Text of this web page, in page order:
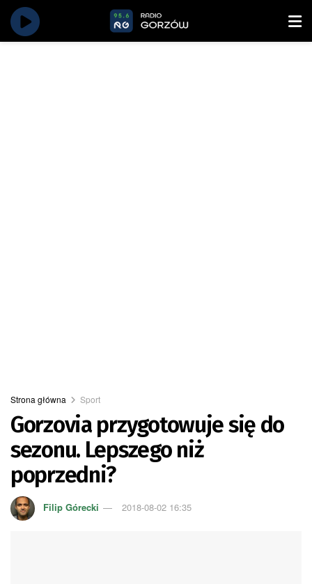
Strona główna Sport
Gorzovia przygotowuje się do
sezonu. Lepszego niż
poprzedni?
Filip Górecki 2018-08-02 16:35